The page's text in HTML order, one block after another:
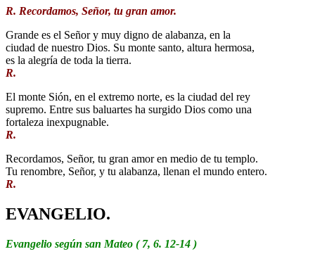
R. Recordamos, Señor, tu gran amor.
Grande es el Señor y muy digno de alabanza, en la
ciudad de nuestro Dios. Su monte santo, altura hermosa,
es la alegría de toda la tierra.
R.
El monte Sión, en el extremo norte, es la ciudad del rey
supremo. Entre sus baluartes ha surgido Dios como una
fortaleza inexpugnable.
R.
Recordamos, Señor, tu gran amor en medio de tu templo.
Tu renombre, Señor, y tu alabanza, llenan el mundo entero.
R.
EVANGELIO.
Evangelio según san Mateo ( 7, 6. 12-14 )